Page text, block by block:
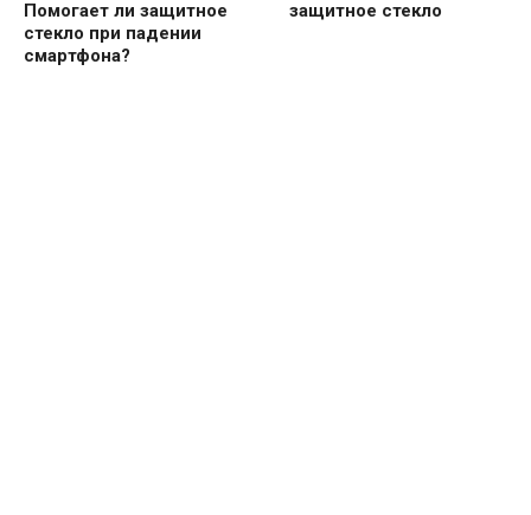
Помогает ли защитное
стекло при падении
смартфона?
защитное стекло